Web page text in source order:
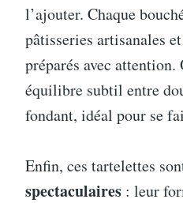
l’ajouter. Chaque
pâtisseries artisanales
préparés avec
équilibre subtil entre
fondant, idéal pour se
Enfin, ces tartelettes
spectaculaires : leur